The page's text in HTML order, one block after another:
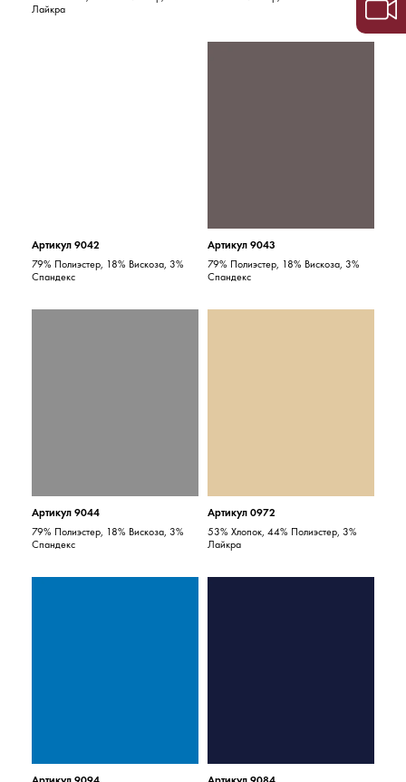
Лайкра
Артикул 9042
79% Полиэстер, 18% Вискоза, 3%
Спандекс
Артикул 9043
79% Полиэстер, 18% Вискоза, 3%
Спандекс
Артикул 9044
79% Полиэстер, 18% Вискоза, 3%
Спандекс
Артикул 0972
53% Хлопок, 44% Полиэстер, 3%
Лайкра